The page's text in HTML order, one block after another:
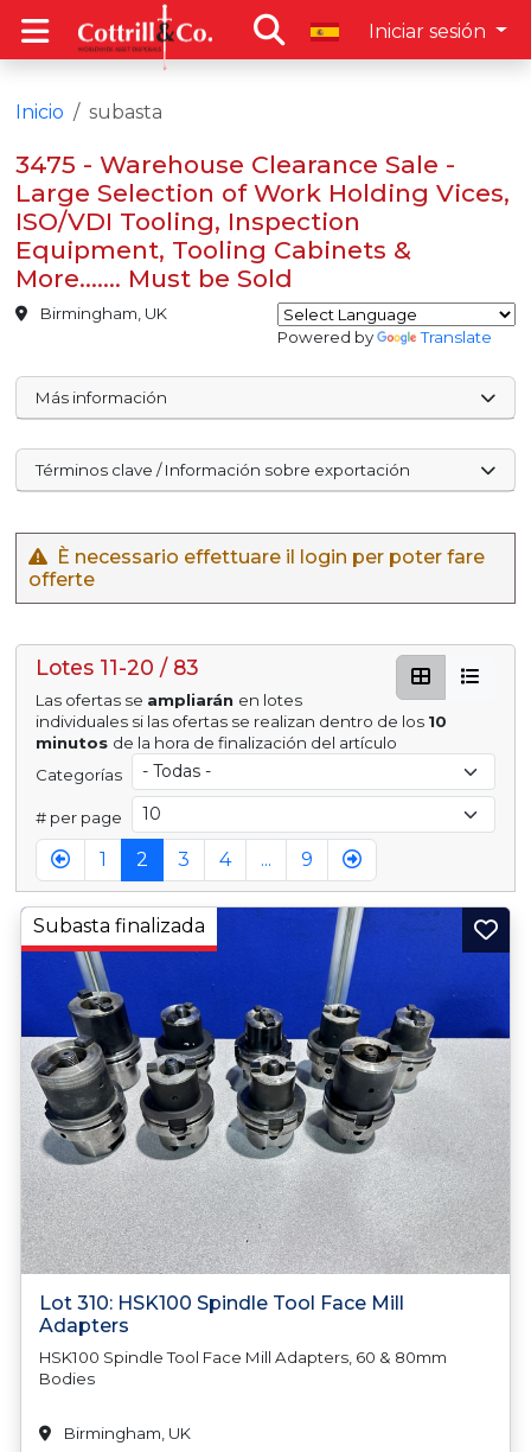
Iniciar sesión
Inicio subasta
3475 - Warehouse Clearance Sale -
Large Selection of Work Holding Vices,
ISO/VDI Tooling, Inspection
Equipment, Tooling Cabinets &
More……. Must be Sold
Birmingham, UK
Powered by
Translate
Más información
Términos clave / Información sobre exportación
È necessario effettuare il login per poter fare
offerte
Lotes 11-20 / 83
Las ofertas se ampliarán en lotes
individuales si las ofertas se realizan dentro de los 10
minutos de la hora de finalización del artículo
Categorías
# per page
1 2 3 4 ... 9
Lot 310: HSK100 Spindle Tool Face Mill
Adapters
HSK100 Spindle Tool Face Mill Adapters, 60 & 80mm
Bodies
Subasta finalizada
Birmingham, UK